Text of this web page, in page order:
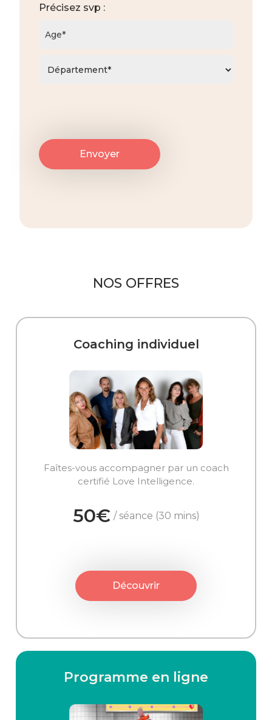
Précisez svp :
NOS OFFRES
Coaching individuel
Faîtes-vous accompagner par un coach
certifié Love Intelligence.
50€ / séance (30 mins)
Découvrir
Programme en ligne